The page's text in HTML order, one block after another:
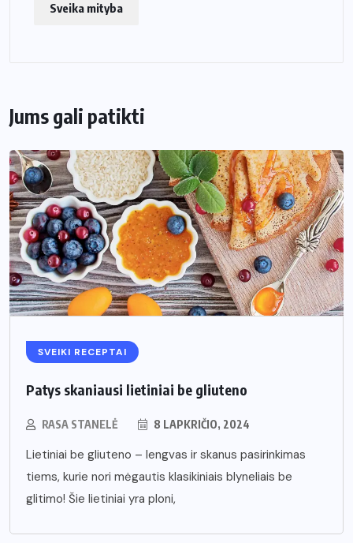
Sveika mityba
Jums gali patikti
SVEIKI RECEPTAI
Patys skaniausi lietiniai be gliuteno
RASA STANELĖ 8 LAPKRIČIO, 2024
Lietiniai be gliuteno – lengvas ir skanus pasirinkimas
tiems, kurie nori mėgautis klasikiniais blyneliais be
glitimo! Šie lietiniai yra ploni,